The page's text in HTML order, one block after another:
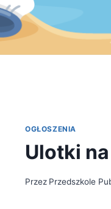
OGŁOSZENIA
Ulotki
Przez Przedszkole